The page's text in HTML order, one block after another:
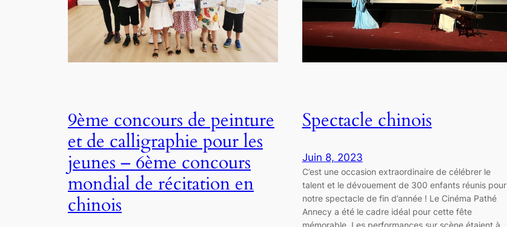
9ème concours de peinture
et de calligraphie pour les
jeunes – 6ème concours
mondial de récitation en
chinois
Spectacle chinois
Juin 8, 2023
C’est une occasion extraordinaire de célébrer le
talent et le dévouement de 300 enfants réunis pour
notre spectacle de fin d’année ! Le Cinéma Pathé
Annecy a été le cadre idéal pour cette fête
mémorable. Les performances sur scène étaient à